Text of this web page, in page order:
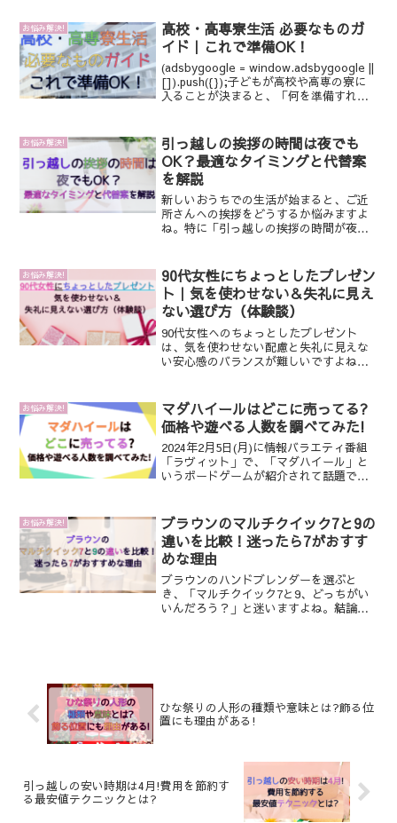
タグ」を...
お悩み解決!
高校・高専寮生活 必要なものガ
イド｜これで準備OK！
(adsbygoogle = window.adsbygoogle ||
[]).push({});子どもが高校や高専の寮に
入ることが決まると、「何を準備すれば
校や高専...
お悩み解決!
引っ越しの挨拶の時間は夜でも
OK？最適なタイミングと代替案
を解説
新しいおうちでの生活が始まると、ご近
所さんへの挨拶をどうするか悩みますよ
ね。特に「引っ越しの挨拶の時間が夜に
の記事では、夜の引っ越し挨拶のマナー
や適切な時間、夜しか行け...
お悩み解決!
90代女性にちょっとしたプレゼン
ト｜気を使わせない＆失礼に見え
ない選び方（体験談）
90代女性へのちょっとしたプレゼント
は、気を使わせない配慮と失礼に見えな
い安心感のバランスが難しいですよね。
私もまさにそれで迷って、祖母の体調や
生活を考えて 「食べ物は...
お悩み解決!
マダハイールはどこに売ってる?
価格や遊べる人数を調べてみた!
2024年2月5日(月)に情報バラエティ番組
「ラヴィット」で、「マダハイール」と
いうボードゲームが紹介されて話題でし
段・遊べる人数・対象年齢)や販売元の交
通アクセス...
お悩み解決!
ブラウンのマルチクイック7と9の
違いを比較！迷ったら7がおすす
めな理由
ブラウンのハンドブレンダーを選ぶと
き、「マルチクイック7と9、どっちがい
いんだろう？」と迷いますよね。結論か
ひな祭りの人形の種類や意味とは?飾る位
置にも理由がある!
引っ越しの安い時期は4月!費用を節約す
る最安値テクニックとは?